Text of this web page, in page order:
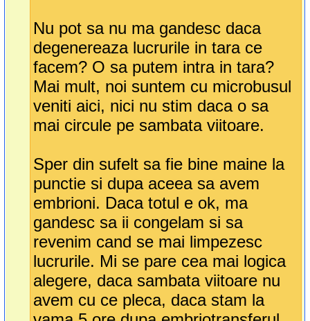
Nu pot sa nu ma gandesc daca
degenereaza lucrurile in tara ce
facem? O sa putem intra in tara?
Mai mult, noi suntem cu microbusul
veniti aici, nici nu stim daca o sa
mai circule pe sambata viitoare.
Sper din sufelt sa fie bine maine la
punctie si dupa aceea sa avem
embrioni. Daca totul e ok, ma
gandesc sa ii congelam si sa
revenim cand se mai limpezesc
lucrurile. Mi se pare cea mai logica
alegere, daca sambata viitoare nu
avem cu ce pleca, daca stam la